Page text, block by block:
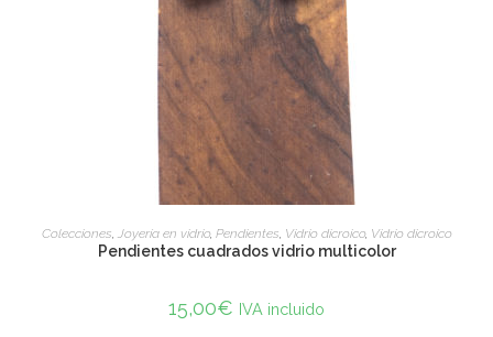
ADD TO CART
Colecciones Joyería en vidrio, Pendientes Vidrio dicroico, Vidrio dicroico
Pendientes cuadrados vidrio multicolor
15,00€ IVA incluido